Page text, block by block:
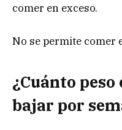
comer en exceso.
No se permite comer
¿Cuánto
bajar por